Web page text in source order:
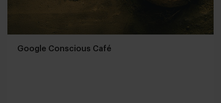
Google Conscious Café